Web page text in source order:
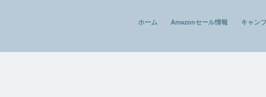
ホーム Amazonセール情報 キャン